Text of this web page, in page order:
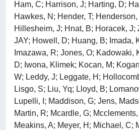
Ham, C; Harrison, J; Harting, D;
Hawkes, N; Hender, T;
Hillesheim, J; Hnat, B; Horacek, J;
JAY; Howell, D; Huang, B; Imada,
Imazawa, R; Jones, O; Kadowaki,
D; Iwona, Klimek; Kocan, M;
W; Leddy, J; Leggate, H;
Lisgo, S; Liu, Yq; Lloyd, B;
Lupelli, I; Maddison, G; Jens,
Martin, R; Mcardle, G;
Meakins, A; Meyer, H; Michael, C;